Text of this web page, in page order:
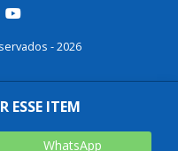
ESSE ITEM
WhatsApp